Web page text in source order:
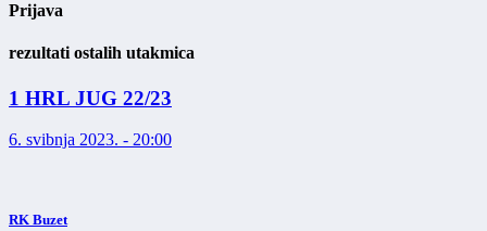
Prijava
rezultati ostalih utakmica
1 HRL JUG 22/23
6. svibnja 2023. - 20:00
RK Buzet